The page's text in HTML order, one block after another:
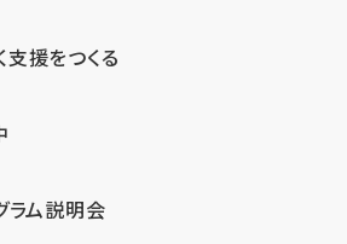
支援をつくる
ラム説明会